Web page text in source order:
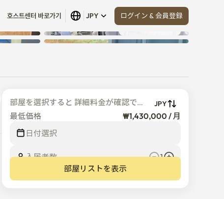
호스트센터 바로가기 JPY ログイン & 会員登録
すべて見る (12)
部屋を選択すると 詳細料金が確認でき
ます
JPY
最低価格
₩1,430,000 / 月
日付選択
入居者数
1
部屋リストを表示